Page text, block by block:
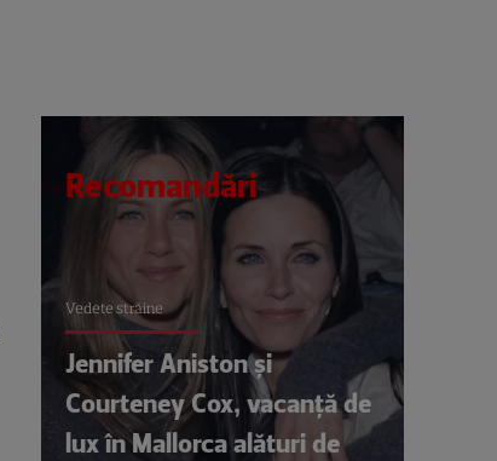
Recomandări
Vedete străine
Jennifer Aniston și
Courteney Cox, vacanță de
lux în Mallorca alături de